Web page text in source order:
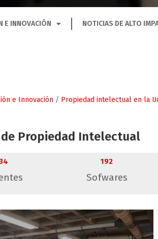
E INNOVACIÓN NOTICIAS DE ALTO
e Innovación / Propiedad intelectual en la
Propiedad Intelectual
Sofwares
192